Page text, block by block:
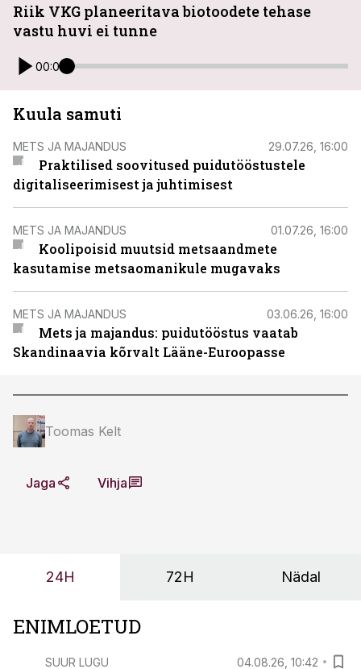
Riik VKG planeeritava biotoodete tehase
vastu huvi ei tunne
00:00
Kuula samuti
METS JA MAJANDUS 29.07.26, 16:00
Praktilised soovitused puidutööstustele
digitaliseerimisest ja juhtimisest
METS JA MAJANDUS 01.07.26, 16:00
Koolipoisid muutsid metsaandmete
kasutamise metsaomanikule mugavaks
METS JA MAJANDUS 03.06.26, 16:00
Mets ja majandus: puidutööstus vaatab
Skandinaavia kõrvalt Lääne-Euroopasse
Toomas Kelt
Jaga Vihja
24H 72H Nädal
ENIMLOETUD
SUUR LUGU 04.08.26, 10:42